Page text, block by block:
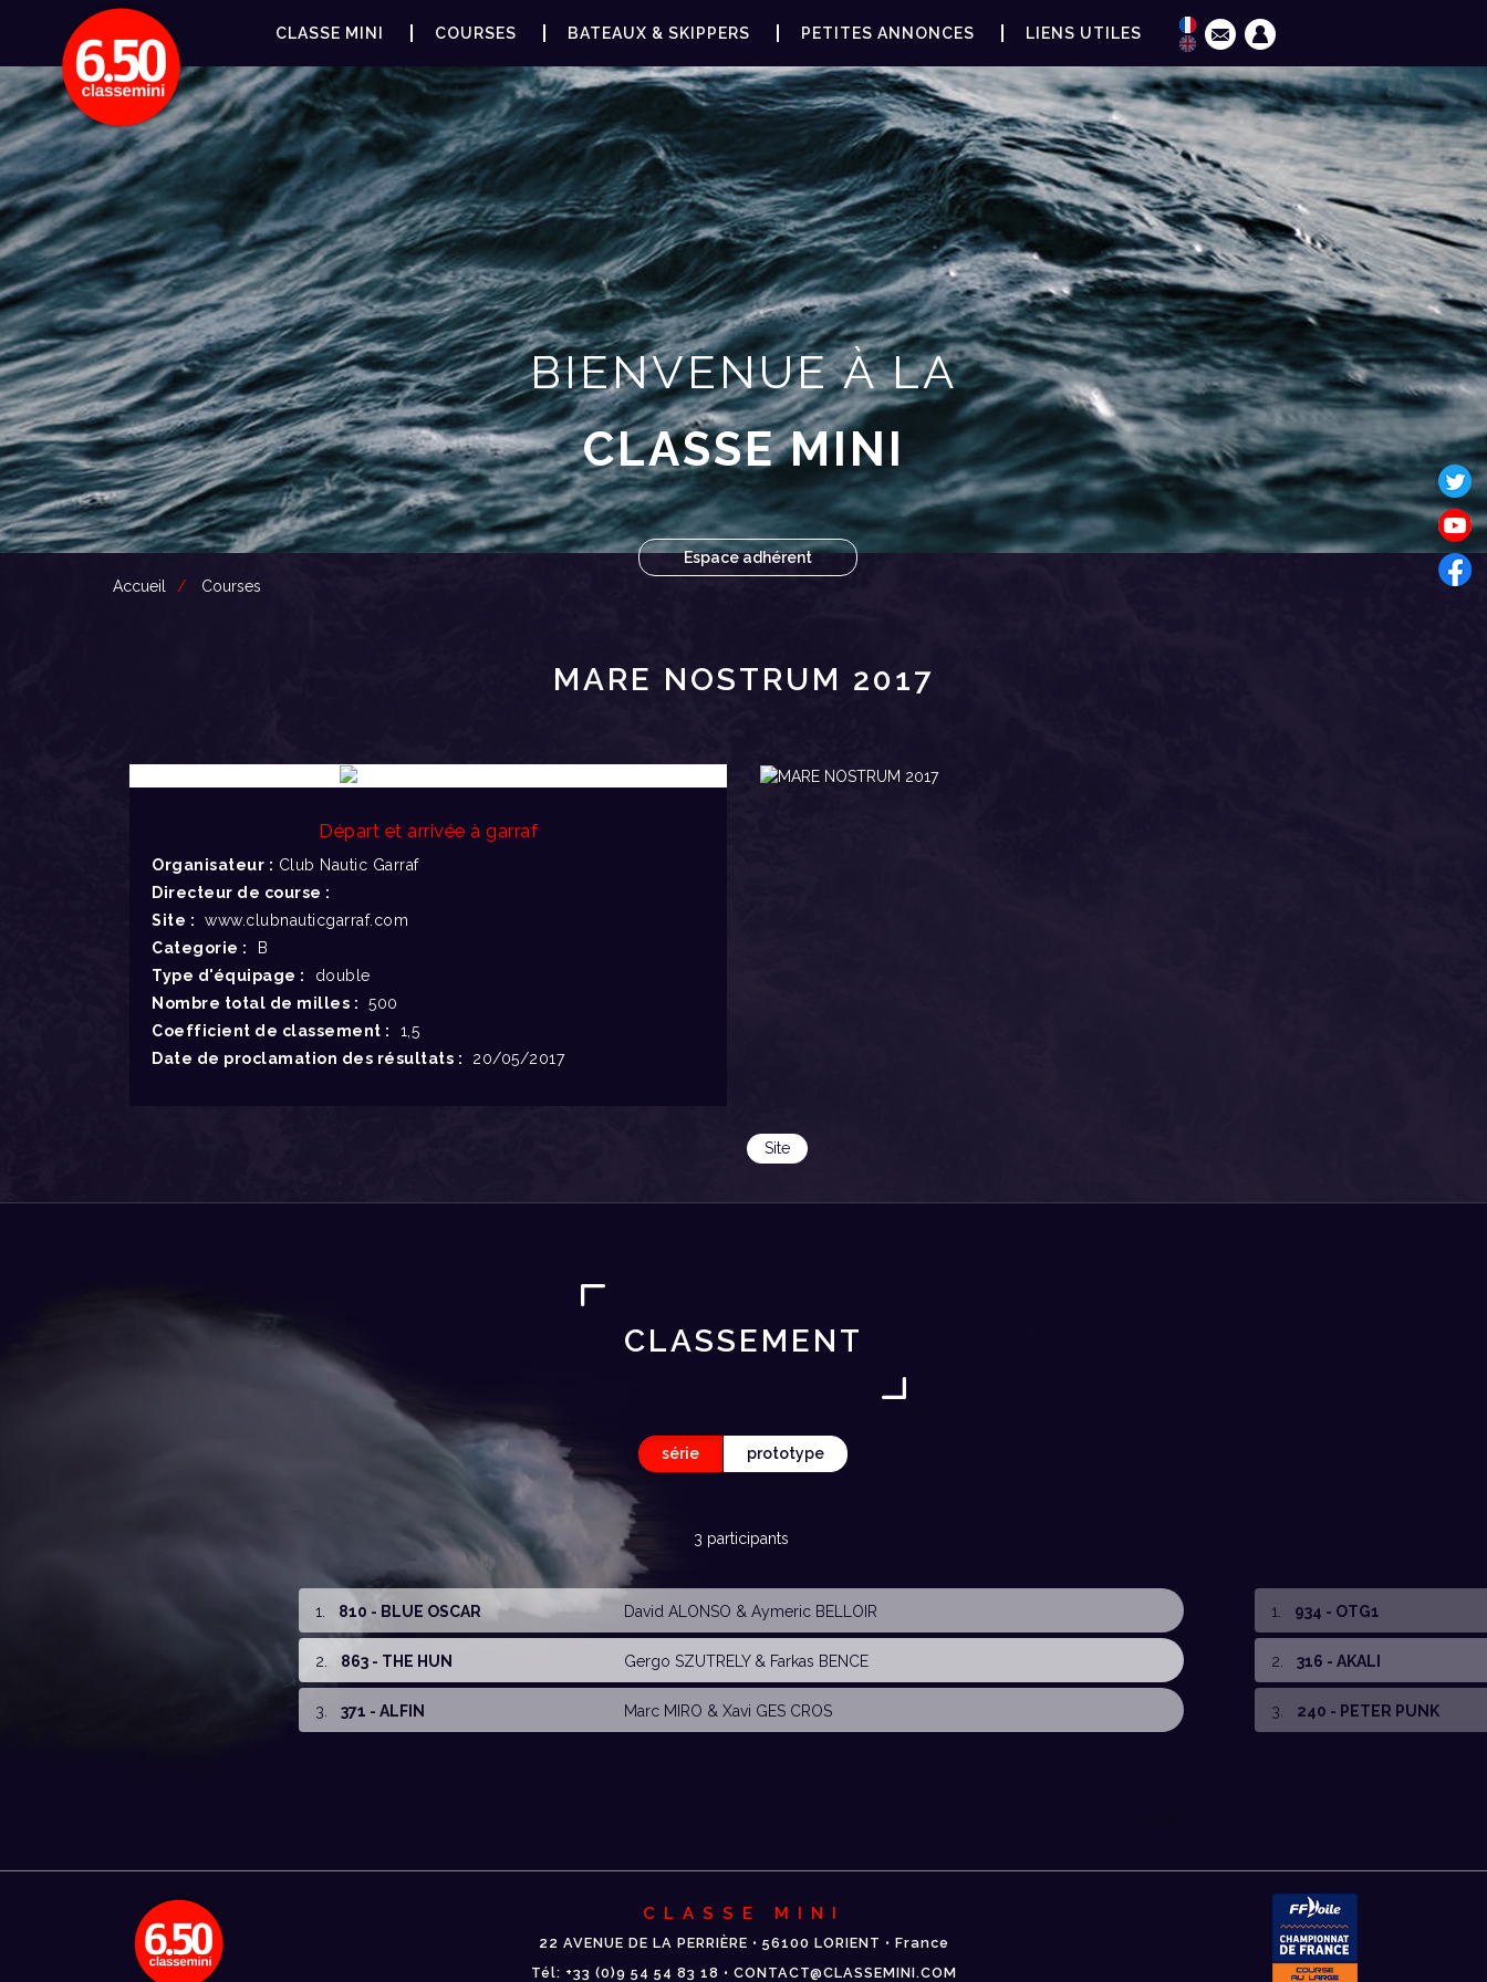
CLASSE MINI COURSES BATEAUX & SKIPPERS PETITES ANNONCES LIENS UTILES
BIENVENUE À LA
CLASSE MINI
Espace adhérent
Accueil
Courses
MARE NOSTRUM 2017
Départ et arrivée à garraf
Organisateur : Club Nautic Garraf
Directeur de course :
Site :
www.clubnauticgarraf.com
Categorie : B
Type d'équipage : double
Nombre total de milles : 500
Coefficient de classement : 1,5
Date de proclamation des résultats : 20/05/2017
Site
CLASSEMENT
série prototype
3 participants
1. 810 - BLUE OSCAR David ALONSO & Aymeric BELLOIR
2. 863 - THE HUN Gergo SZUTRELY& Farkas BENCE
3. 371 - ALFIN Marc MIRO & Xavi GES CROS
1. 934 - OTG1
2. 316 - AKALI
3. 240 - PETER PUNK
CLASSE MINI
22 AVENUE DE LA PERRIÈRE • 56100 LORIENT • France
Tél: +33 (0)9 54 54 83 18 • CONTACT@CLASSEMINI.COM